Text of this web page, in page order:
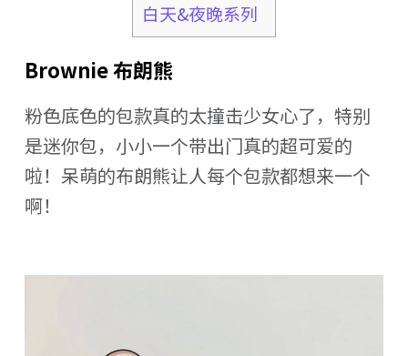
白天&夜晚系列
Brownie 布朗熊
粉色底色的包款真的太撞击少女心了，特别
是迷你包，小小一个带出门真的超可爱的
啦！呆萌的布朗熊让人每个包款都想来一个
啊！